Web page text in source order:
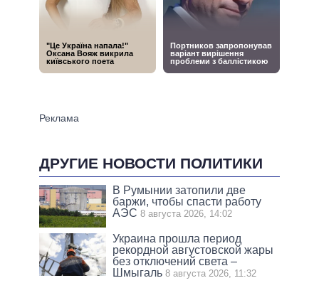
ДРУГИЕ НОВОСТИ ПОЛИТИКИ
В Румынии затопили две
баржи, чтобы спасти работу
АЭС 8 августа 2026, 14:02
Украина прошла период
рекордной августовской жары
без отключений света –
Шмыгаль 8 августа 2026, 11:32